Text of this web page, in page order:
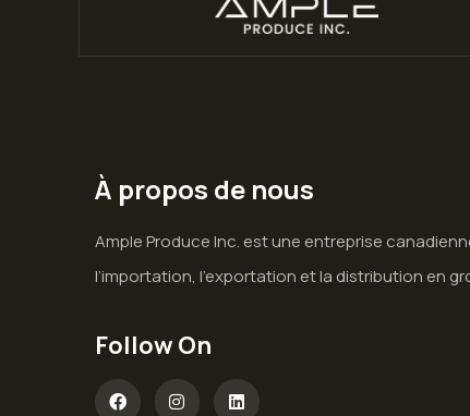
À propos de nous
Ample Produce Inc. est une entreprise
l’importation, l’exportation et la distribution en
Follow On